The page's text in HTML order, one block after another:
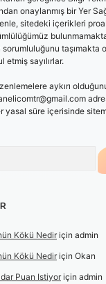
onaylanmış bir Yer
sitedeki içerikleri
sorumluluğunu taşımakta
etmiş sayılırlar.
aykırı
süre içerisinde
Kökü Nediriçin admin
Kökü Nediriçin Okan
Puan Istiyoriçin admin